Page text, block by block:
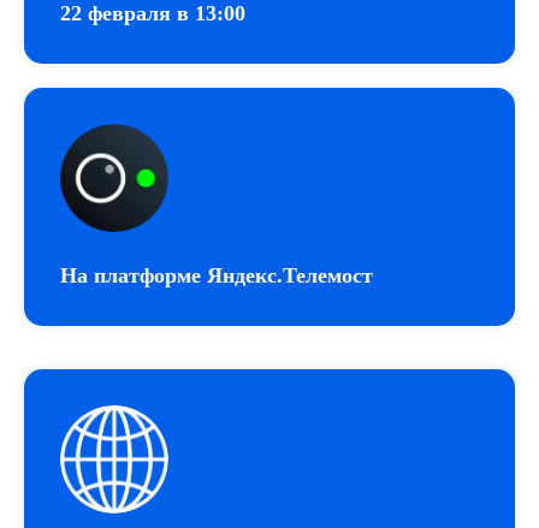
22 февраля в 13:00
На платформе Яндекс.Телемост